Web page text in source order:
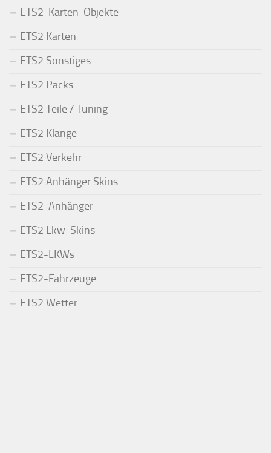
ETS2-Karten-Objekte
ETS2 Karten
ETS2 Sonstiges
ETS2 Packs
ETS2 Teile / Tuning
ETS2 Klänge
ETS2 Verkehr
ETS2 Anhänger Skins
ETS2-Anhänger
ETS2 Lkw-Skins
ETS2-LKWs
ETS2-Fahrzeuge
ETS2 Wetter